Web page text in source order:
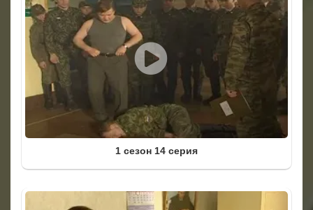
1 сезон 14 серия